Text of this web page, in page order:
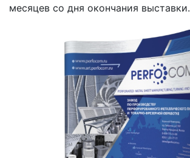
месяцев со дня окончания выставки.